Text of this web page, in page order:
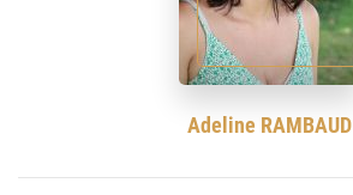
Adeline RAMBAUD